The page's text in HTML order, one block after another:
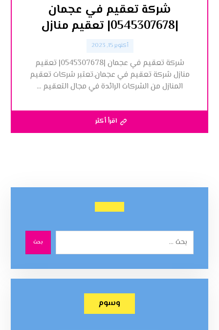
شركة تعقيم في عجمان
|0545307678| تعقيم منازل
أكتوبر 15, 2023
شركة تعقيم في عجمان |0545307678| تعقيم
منازل شركة تعقيم في عجمان.تعتبر شركات تعقيم
المنازل من الشركات الرائدة في مجال التعقيم ...
اقرأ أكثر
بحث
وسوم